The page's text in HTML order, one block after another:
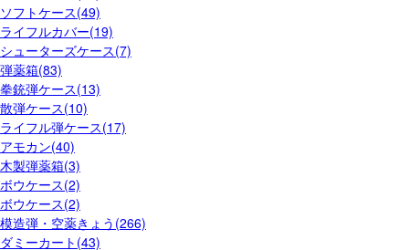
ソフトケース(49)
ライフルカバー(19)
シューターズケース(7)
弾薬箱(83)
拳銃弾ケース(13)
散弾ケース(10)
ライフル弾ケース(17)
アモカン(40)
木製弾薬箱(3)
ボウケース(2)
ボウケース(2)
模造弾・空薬きょう(266)
ダミーカート(43)